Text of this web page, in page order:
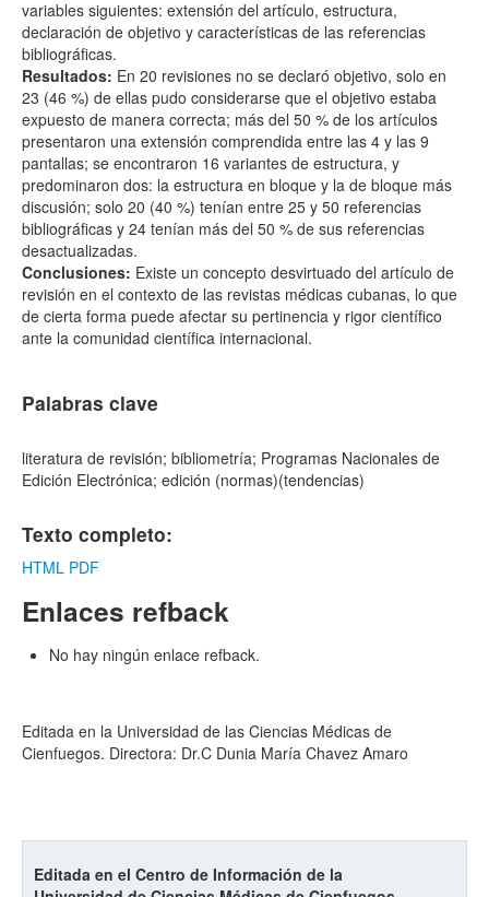
variables siguientes: extensión del artículo, estructura,
declaración de objetivo y características de las referencias
bibliográficas.
Resultados: En 20 revisiones no se declaró objetivo, solo en
23 (46 %) de ellas pudo considerarse que el objetivo estaba
expuesto de manera correcta; más del 50 % de los artículos
presentaron una extensión comprendida entre las 4 y las 9
pantallas; se encontraron 16 variantes de estructura, y
predominaron dos: la estructura en bloque y la de bloque más
discusión; solo 20 (40 %) tenían entre 25 y 50 referencias
bibliográficas y 24 tenían más del 50 % de sus referencias
desactualizadas.
Conclusiones: Existe un concepto desvirtuado del artículo de
revisión en el contexto de las revistas médicas cubanas, lo que
de cierta forma puede afectar su pertinencia y rigor científico
ante la comunidad científica internacional.
Palabras clave
literatura de revisión; bibliometría; Programas Nacionales de
Edición Electrónica; edición (normas)(tendencias)
Texto completo:
HTML PDF
Enlaces refback
No hay ningún enlace refback.
Editada en la Universidad de las Ciencias Médicas de
Cienfuegos. Directora: Dr.C Dunia María Chavez Amaro
Editada en el Centro de Información de la